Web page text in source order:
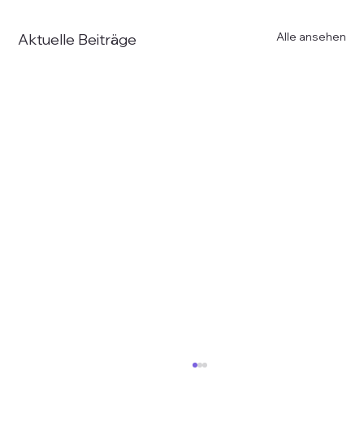
Aktuelle Beiträge Alle ansehen